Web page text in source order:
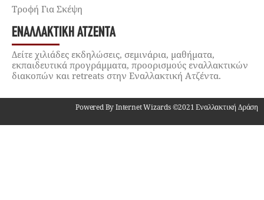
Τροφή Για Σκέψη
ΕΝΑΛΛΑΚΤΙΚΉ ΑΤΖΈΝΤΑ
Δείτε χιλιάδες εκδηλώσεις, σεμινάρια, μαθήματα,
εκπαιδευτικά προγράμματα, προορισμούς εναλλακτικών
διακοπών και retreats στην Εναλλακτική Ατζέντα.
Powered By Internet Wizards ©2021 Εναλλακτική Δράση